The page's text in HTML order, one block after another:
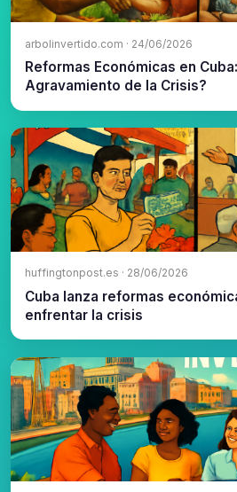
arbolinvertido.com · 24/06/2026
Reformas Económicas en
Agravamiento de la Crisis?
huffingtonpost.es · 28/06/2026
Cuba lanza reformas
enfrentar la crisis